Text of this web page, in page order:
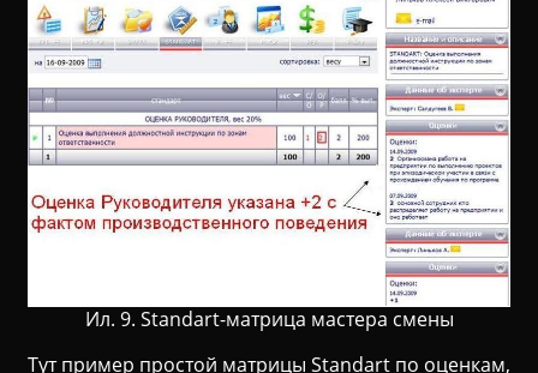
Ил. 9. Standart-матрица мастера смены
Тут пример простой матрицы Standart по оценкам,